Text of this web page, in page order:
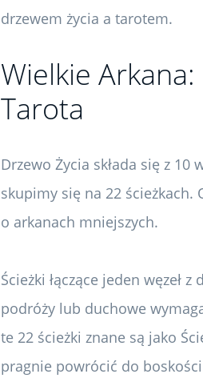
drzewem życia a tarotem.
Wielkie
Tarota
Drzewo Życia składa się z 10
skupimy się na 22 ścieżkach.
o arkanach mniejszych.
Ścieżki łączące jeden węzeł
podróży lub duchowe
te 22 ścieżki znane są jako
pragnie powrócić do